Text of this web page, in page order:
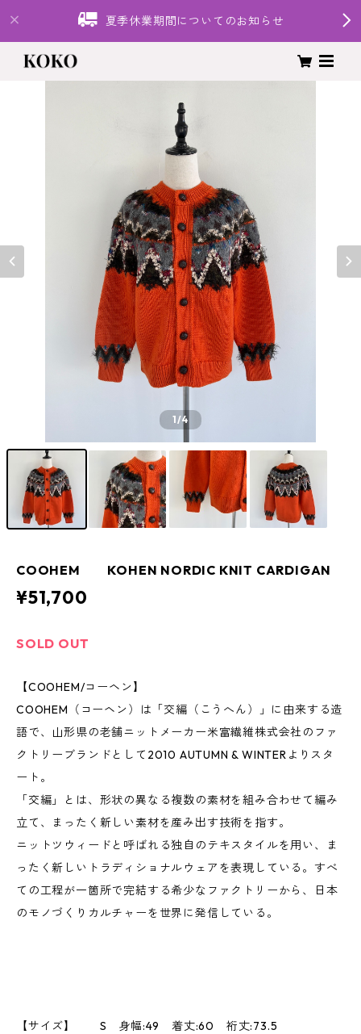
夏季休業期間についてのお知らせ
1/4
COOHEM KOHEN NORDIC KNIT CARDIGAN
¥51,700
SOLD OUT
【COOHEM/コーヘン】
COOHEM（コーヘン）は「交編（こうへん）」に由来する造
語で、山形県の老舗ニットメーカー米富繊維株式会社のファ
クトリーブランドとして2010 AUTUMN & WINTERよりスタ
ート。
「交編」とは、形状の異なる複数の素材を組み合わせて編み
立て、まったく新しい素材を産み出す技術を指す。
ニットツウィードと呼ばれる独自のテキスタイルを用い、ま
ったく新しいトラディショナルウェアを表現している。すべ
ての工程が一箇所で完結する希少なファクトリーから、日本
のモノづくりカルチャーを世界に発信している。
【サイズ】 S 身幅:49 着丈:60 裄丈:73.5